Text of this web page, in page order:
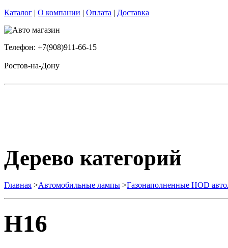
Каталог | О компании | Оплата | Доставка
Телефон: +7(908)911-66-15
Ростов-на-Дону
Дерево категорий
Главная >Автомобильные лампы >Газонаполненные HOD
H16